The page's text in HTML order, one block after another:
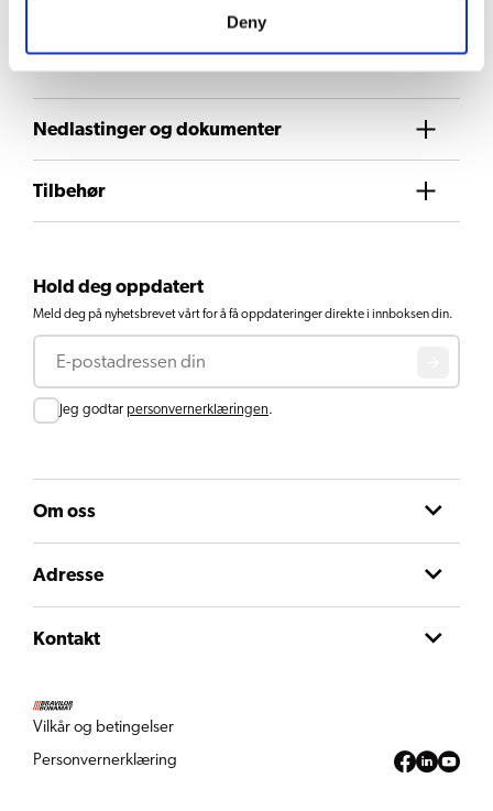
Deny
Nedlastinger og dokumenter
Tilbehør
Hold deg oppdatert
Meld deg på nyhetsbrevet vårt for å få oppdateringer direkte i innboksen din.
E-post
Consent
Jeg godtar personvernerklæringen.
Om oss
Adresse
Kontakt
Vilkår og betingelser
Personvernerklæring